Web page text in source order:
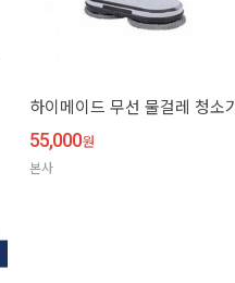
하이메이드 무선 물걸레 청소
55,000원
본사